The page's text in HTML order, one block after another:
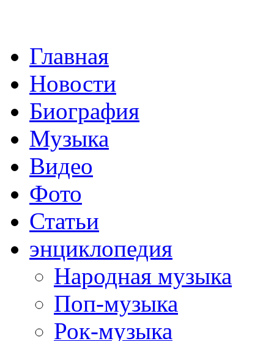
Главная
Новости
Биография
Музыка
Видео
Фото
Статьи
энциклопедия
Народная музыка
Поп-музыка
Рок-музыка